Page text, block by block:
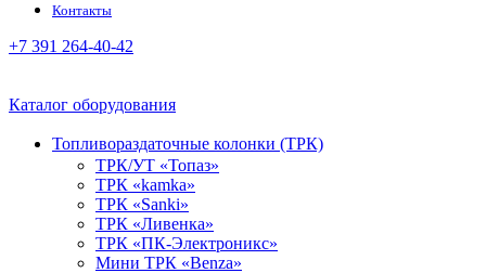
Контакты
+7 391 264-40-42
Каталог оборудования
Топливораздаточные колонки (ТРК)
ТРК/УТ «Топаз»
ТРК «kamka»
ТРК «Sanki»
ТРК «Ливенка»
ТРК «ПК-Электроникс»
Мини ТРК «Benza»